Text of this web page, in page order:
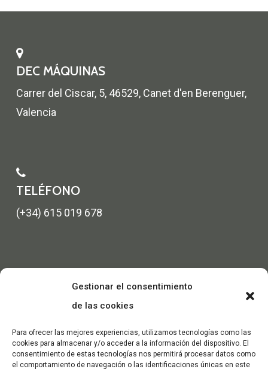
Gestionar el consentimiento
de las cookies
Para ofrecer las mejores experiencias, utilizamos tecnologías como las
cookies para almacenar y/o acceder a la información del dispositivo. El
consentimiento de estas tecnologías nos permitirá procesar datos como
el comportamiento de navegación o las identificaciones únicas en este
DEC MÁQUINAS
Carrer del Ciscar, 5, 46529, Canet d'en Berenguer,
Valencia
TELÉFONO
(+34) 615 019 678